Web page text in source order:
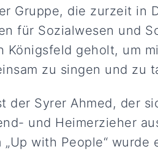
Gruppe, die zurzeit in
für Sozialwesen und
geholt, um
zu singen und zu
der Syrer Ahmed, der
und Heimerzieher
with People“ wurde